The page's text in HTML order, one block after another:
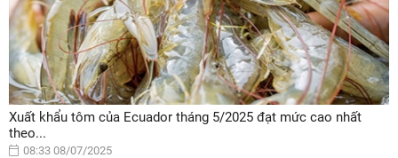
Xuất khẩu tôm của Ecuador tháng 5/2025 đạt mức cao nhất
theo...
08:33 08/07/2025